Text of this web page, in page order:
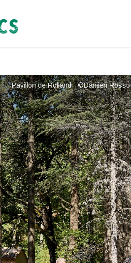
Pavillon de Rolland - ©Damien Rosso